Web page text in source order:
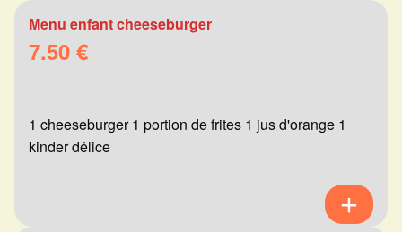
Menu enfant cheeseburger
7.50 €
1 cheeseburger 1 portion de frites 1 jus d'orange 1
kinder délice